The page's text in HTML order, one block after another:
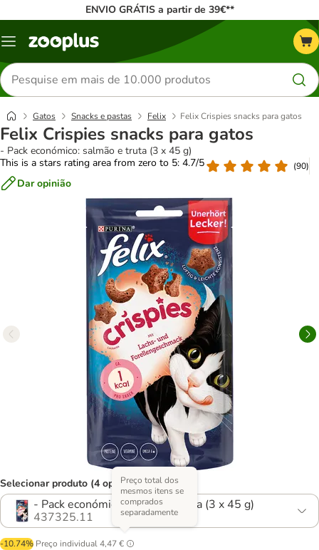
ENVIO GRÁTIS a partir de 39€**
Menu
Pesquisar
produtos
Gatos Snacks e pastas Felix Felix Crispies snacks para gatos
Felix Crispies snacks para gatos
- Pack económico: salmão e truta (3 x 45 g)
This is a stars rating area from zero to 5: 4.7/5
(90)
Dar opinião
Selecionar produto (4 opções)
- Pack económico: salmão e truta (3 x 45 g)
437325.11
-10.74% Preço individual4,47 €
Preço total dos
mesmos itens se
comprados
separadamente